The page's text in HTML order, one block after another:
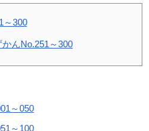
～300
んNo.251～300
～050
～100